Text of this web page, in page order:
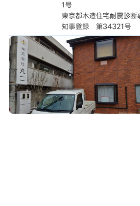
1号
東京都木造住宅耐震診
知事登録 第34321号